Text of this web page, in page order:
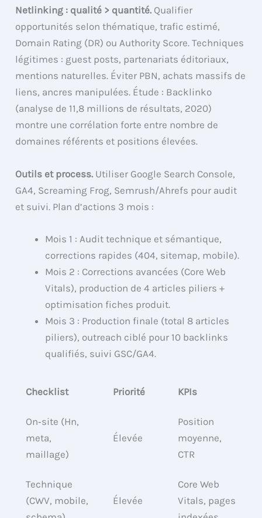
Netlinking : qualité > quantité. Qualifier
opportunités selon thématique, trafic estimé,
Domain Rating (DR) ou Authority Score. Techniques
légitimes : guest posts, partenariats éditoriaux,
mentions naturelles. Éviter PBN, achats massifs de
liens, ancres manipulées. Étude : Backlinko
(analyse de 11,8 millions de résultats, 2020)
montre une corrélation forte entre nombre de
domaines référents et positions élevées.
Outils et process. Utiliser Google Search Console,
GA4, Screaming Frog, Semrush/Ahrefs pour audit
et suivi. Plan d’actions 3 mois :
Mois 1 : Audit technique et sémantique,
corrections rapides (404, sitemap, mobile).
Mois 2 : Corrections avancées (Core Web
Vitals), production de 4 articles piliers +
optimisation fiches produit.
Mois 3 : Production finale (total 8 articles
piliers), outreach ciblé pour 10 backlinks
qualifiés, suivi GSC/GA4.
Checklist Priorité KPIs
On‑site (Hn,
meta,
maillage)
Élevée
Position
moyenne,
CTR
Technique
(CWV, mobile,
Élevée
Core Web
Vitals, pages